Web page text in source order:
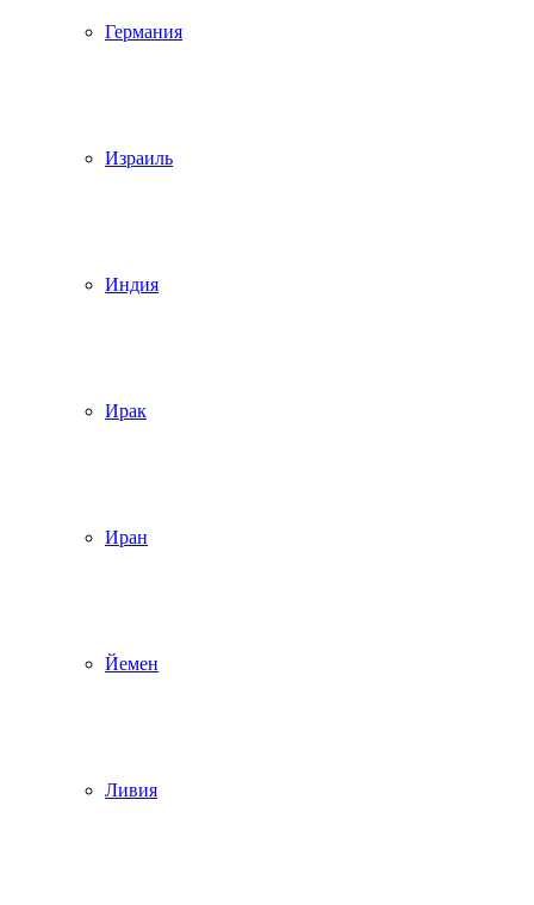
Германия
Израиль
Индия
Ирак
Иран
Йемен
Ливия